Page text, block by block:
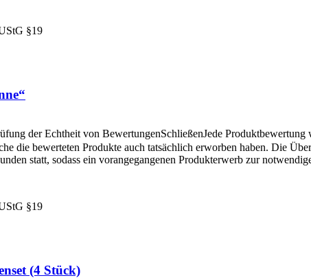
§19
der Echtheit von BewertungenSchließenJede Produktbewertung
die bewerteten Produkte auch tatsächlich erworben haben. Die
statt, sodass ein vorangegangenen Produkterwerb zur
§19
(4 Stück)